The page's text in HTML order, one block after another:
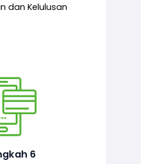
dan Kelulusan
6
diluluskan, kad
akan dijana.